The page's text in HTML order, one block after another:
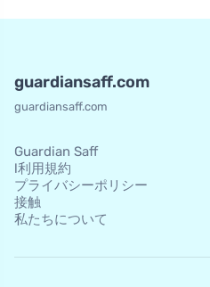
guardiansaff.com
guardiansaff.com
Guardian Saff
l利用規約
プライバシーポリシー
接触
私たちについて